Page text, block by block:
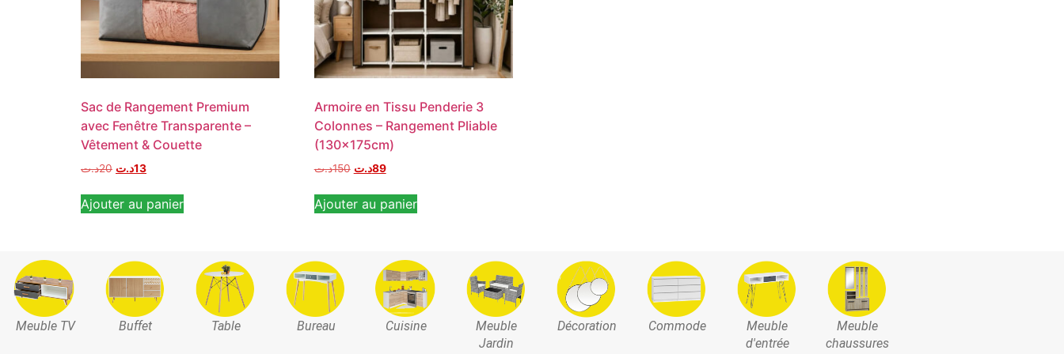
Sac de Rangement Premium
avec Fenêtre Transparente –
Vêtement & Couette
20د.ت 13د.ت
Ajouter au panier
Armoire en Tissu Penderie 3
Colonnes – Rangement Pliable
(130x175cm)
150د.ت 89د.ت
Ajouter au panier
Meuble TV Buffet Table Bureau Cuisine
Meuble
Jardin
Décoration Commode
Meuble
d'entrée
Meuble
chaussures